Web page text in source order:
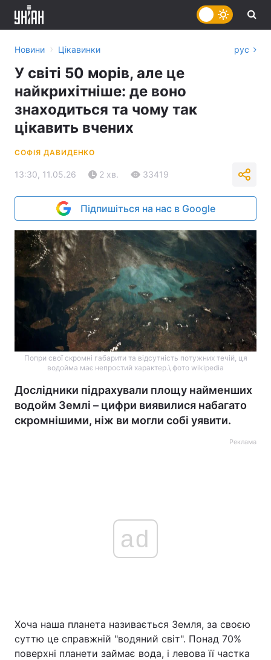
Україна Політика
Економіка
Новини › Цікавинки рус
У світі 50 морів, але це
найкрихітніше: де воно
знаходиться та чому так
цікавить вчених
СОФІЯ ДАВИДЕНКО
13:30, 11.05.26 2 хв. 33419
Підпишіться на нас в Google
Попри свої скромні габарити та відсутність потужних течій, ця
водойма має непростий характер.\ фото wikipedia
Дослідники підрахували площу найменших
водойм Землі – цифри виявилися набагато
скромнішими, ніж ви могли собі уявити.
Реклама
ad
Хоча наша планета називається Земля, за своєю
суттю це справжній "водяний світ". Понад 70%
поверхні планети займає вода, і левова її частка